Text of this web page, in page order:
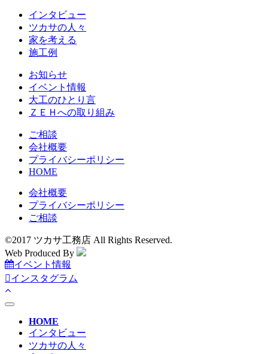
インタビュー
ツカサの人々
家を考える
施工例
お知らせ
イベント情報
大工のひとり言
ＺＥＨへの取り組み
ご相談
会社概要
プライバシーポリシー
HOME
会社概要
プライバシーポリシー
ご相談
©2017 ツカサ工務店 All Rights Reserved.
Web Produced By
イベント情報
インスタグラム
toggle
navigationHOME
インタビュー
ツカサの人々